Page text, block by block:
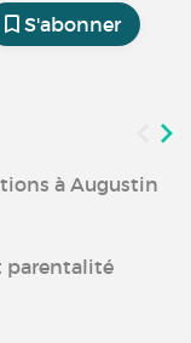
S'abonner
à Augustin
parentalité